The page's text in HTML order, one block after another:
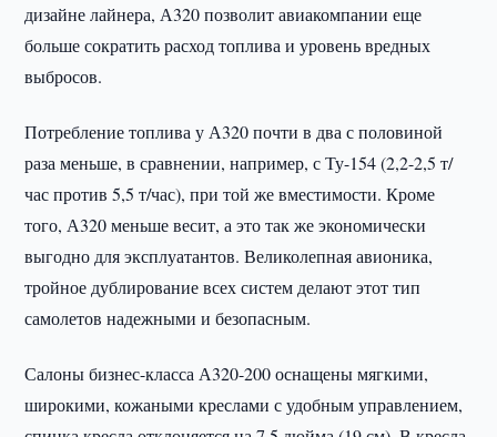
дизайне лайнера, А320 позволит авиакомпании еще
больше сократить расход топлива и уровень вредных
выбросов.
Потребление топлива у А320 почти в два с половиной
раза меньше, в сравнении, например, с Ту-154 (2,2-2,5 т/
час против 5,5 т/час), при той же вместимости. Кроме
того, А320 меньше весит, а это так же экономически
выгодно для эксплуатантов. Великолепная авионика,
тройное дублирование всех систем делают этот тип
самолетов надежными и безопасным.
Салоны бизнес-класса А320-200 оснащены мягкими,
широкими, кожаными креслами с удобным управлением,